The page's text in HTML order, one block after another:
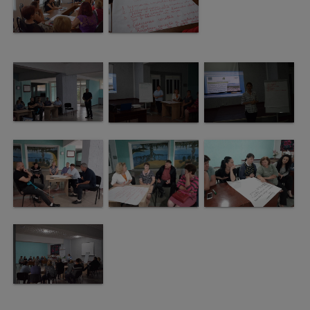
arhitecturale
marcante
Sportivi
performanță
Orașul
imagini
Galerie